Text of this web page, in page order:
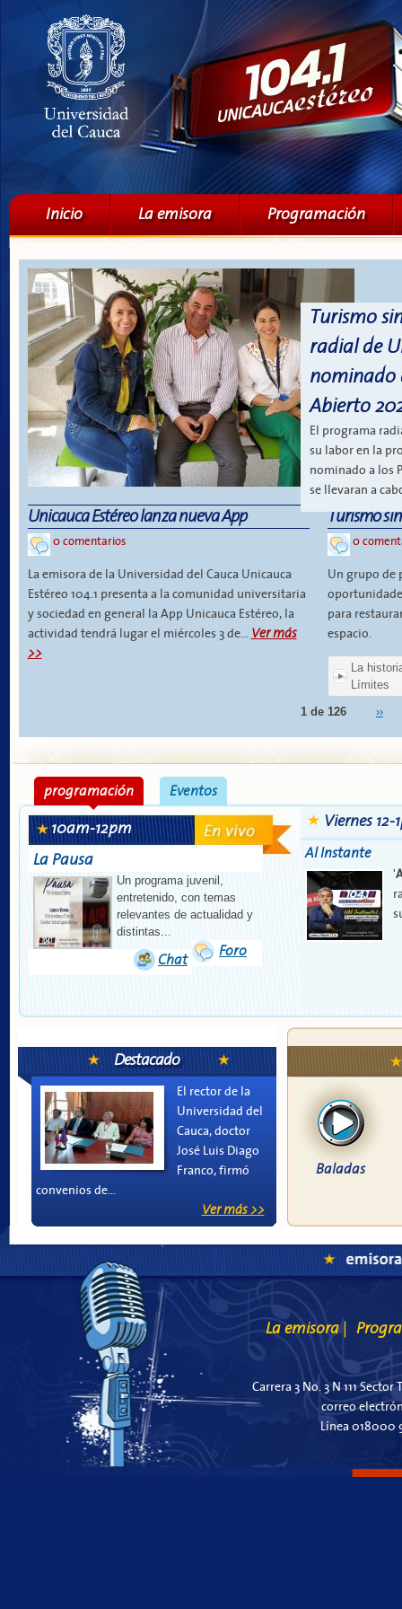
Menú principal
Inicio La emisora Programación
Turismo
radial de
nominado
Abierto
El programa
su labor en la
nominado a los
se llevaran a
Unicauca Estéreo lanza nueva App
0 comentarios
La emisora de la Universidad del Cauca Unicauca
Estéreo 104.1 presenta a la comunidad universitaria
y sociedad en general la App Unicauca Estéreo, la
actividad tendrá lugar el miércoles 3 de...
Ver más
>>
Turismo
0
Un grupo de
para
espacio.
La
Límites
1 de 126
››
programación Eventos
10am-12pm
La Pausa
Un programa juvenil,
entretenido, con temas
relevantes de actualidad y
distintas...
Foro
Chat
Viernes 12-
Al Instante
'
Destacado
El rector de la
Universidad del
Cauca, doctor
José Luis Diago
Franco, firmó
convenios de...
Ver más >>
Baladas
La emisora
Carrera 3 No. 3 N 111
correo
Línea 018000